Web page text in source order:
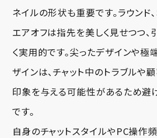
ネイルの形状も重要です。ラウンド
エアオフは指先を美しく見せつつ、
く実用的です。尖ったデザインや極
ザインは、チャット中のトラブルや
印象を与える可能性があるため避
です。
自身のチャットスタイルやPC操作